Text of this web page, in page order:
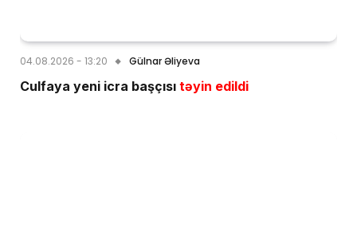
04.08.2026 - 13:20 Gülnar Əliyeva
Culfaya yeni icra başçısı təyin edildi